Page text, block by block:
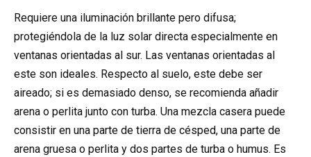
Requiere una iluminación brillante pero difusa;
protegiéndola de la luz solar directa especialmente en
ventanas orientadas al sur. Las ventanas orientadas al
este son ideales. Respecto al suelo, este debe ser
aireado; si es demasiado denso, se recomienda añadir
arena o perlita junto con turba. Una mezcla casera puede
consistir en una parte de tierra de césped, una parte de
arena gruesa o perlita y dos partes de turba o humus. Es